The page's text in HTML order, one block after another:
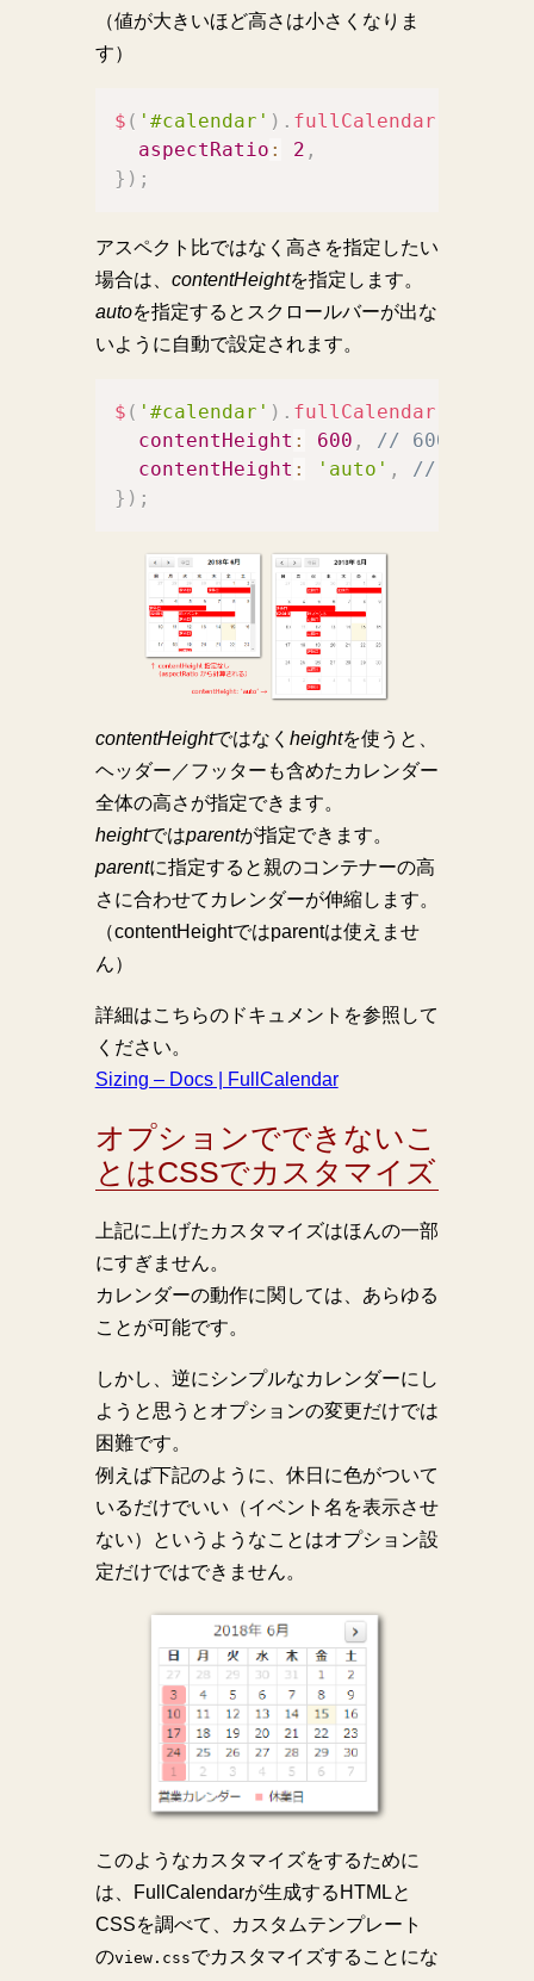
（値が大きいほど高さは小さくなりま
す）
$ ( '#calendar' ) . fullCalendar
aspectRatio : 2 ,
} ) ;
アスペクト比ではなく高さを指定したい
場合は、 contentHeightを指定します。
autoを指定するとスクロールバーが出な
いように自動で設定されます。
$ ( '#calendar' ) . fullCalendar
contentHeight : 600 ,
// 600px
contentHeight : 'auto' ,
// 自動
} ) ;
contentHeightではなく heightを使うと、
ヘッダー／フッターも含めたカレンダー
全体の高さが指定できます。
heightではparentが指定できます。
parentに指定すると親のコンテナーの高
さに合わせてカレンダーが伸縮します。
（contentHeightではparentは使えませ
ん）
詳細はこちらのドキュメントを参照して
ください。
Sizing – Docs | FullCalendar
オプションでできないこ
とはCSSでカスタマイズ
上記に上げたカスタマイズはほんの一部
にすぎません。
カレンダーの動作に関しては、あらゆる
ことが可能です。
しかし、逆にシンプルなカレンダーにし
ようと思うとオプションの変更だけでは
困難です。
例えば下記のように、休日に色がついて
いるだけでいい（イベント名を表示させ
ない）というようなことはオプション設
定だけではできません。
このようなカスタマイズをするために
は、FullCalendarが生成するHTMLと
CSSを調べて、カスタムテンプレート
のview.cssでカスタマイズすることにな